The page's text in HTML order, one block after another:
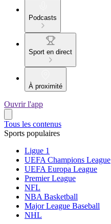
Podcasts
Sport en direct
À proximité
Ouvrir l'app
Tous les contenus
Sports populaires
Ligue 1
UEFA Champions League
UEFA Europa League
Premier League
NFL
NBA Basketball
Major League Baseball
NHL